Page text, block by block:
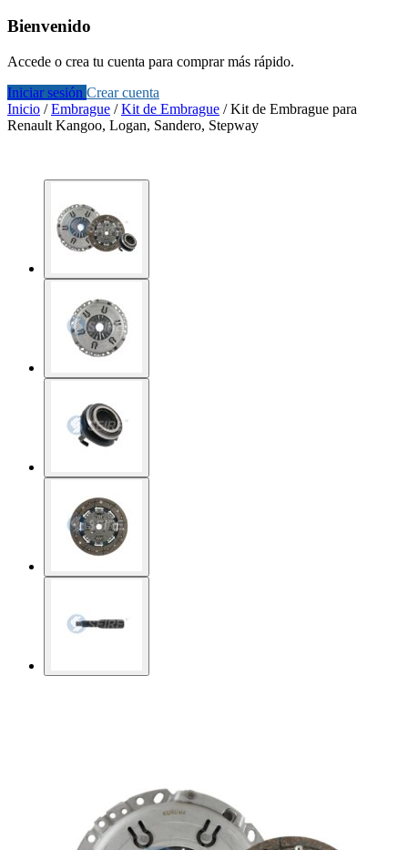
Bienvenido
Accede o crea tu cuenta para comprar más rápido.
Iniciar sesión Crear cuenta
Inicio /Embrague /Kit de Embrague /Kit de Embrague para
Renault Kangoo, Logan, Sandero, Stepway